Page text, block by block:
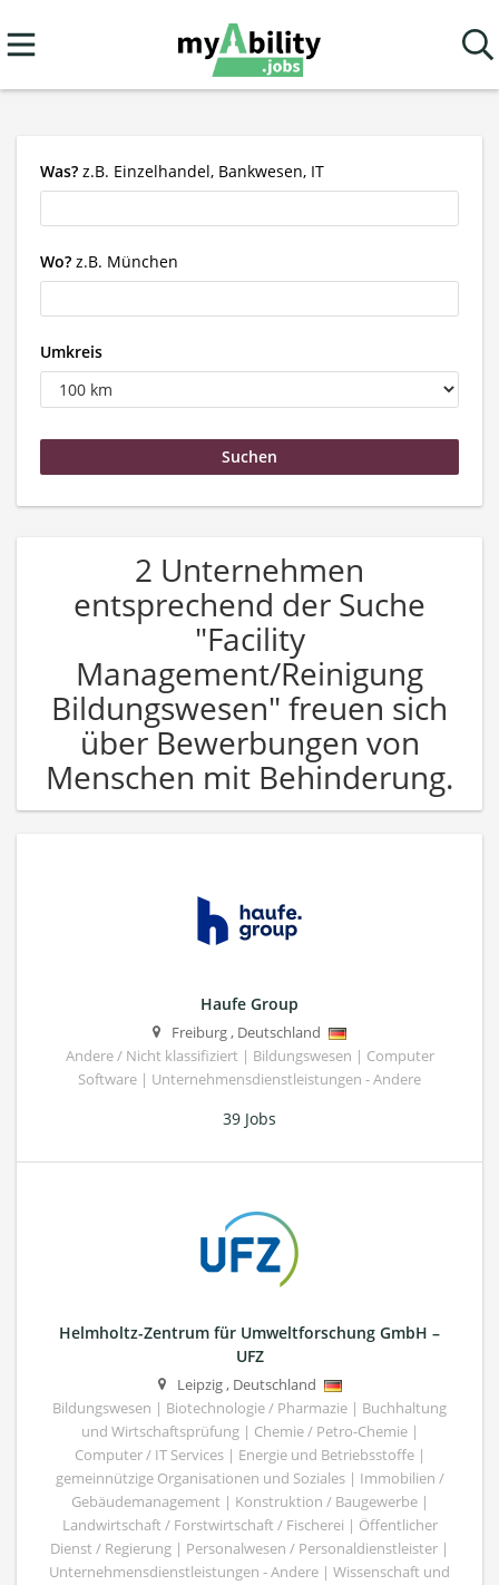
Was? z.B. Einzelhandel, Bankwesen, IT
Wo? z.B. München
Umkreis
2 Unternehmen
entsprechend der Suche
"Facility
Management/Reinigung
Bildungswesen" freuen sich
über Bewerbungen von
Menschen mit Behinderung.
Haufe Group
Freiburg, Deutschland
Andere / Nicht klassifiziert | Bildungswesen | Computer
Software | Unternehmensdienstleistungen - Andere
39 Jobs
Helmholtz-Zentrum für Umweltforschung GmbH –
UFZ
Leipzig, Deutschland
Bildungswesen | Biotechnologie / Pharmazie | Buchhaltung
und Wirtschaftsprüfung | Chemie / Petro-Chemie |
Computer / IT Services | Energie und Betriebsstoffe |
gemeinnützige Organisationen und Soziales | Immobilien /
Gebäudemanagement | Konstruktion / Baugewerbe |
Landwirtschaft / Forstwirtschaft / Fischerei | Öffentlicher
Dienst / Regierung | Personalwesen / Personaldienstleister |
Unternehmensdienstleistungen - Andere | Wissenschaft und